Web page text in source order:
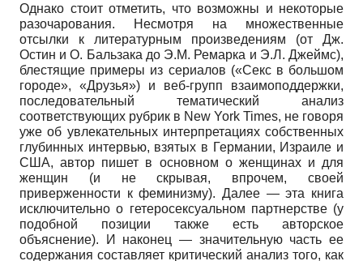
Однако стоит отметить, что возможны и некоторые
разочарования. Несмотря на множественные
отсылки к литературным произведениям (от Дж.
Остин и О. Баль­зака до Э.М. Ремарка и Э.Л. Джеймс),
блестящие примеры из сериалов («Секс в большом
городе», «Друзья») и веб-групп взаимоподдержки,
последовательный тематический анализ
соответствующих рубрик в New York Times, не говоря
уже об увлекательных интерпретациях собственных
глубинных интервью, взятых в Германии, Израиле и
США, автор пишет в основном о женщинах и для
женщин (и не скрывая, впрочем, своей
приверженности к феминизму). Далее — эта книга
исключительно о гетеросексуальном партнерстве (у
подобной позиции также есть авторское
объяснение). И наконец — значительную часть ее
содержания составляет критический анализ того, как